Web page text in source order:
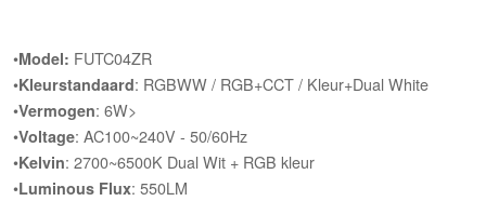
•Model: FUTC04ZR
•Kleurstandaard: RGBWW / RGB+CCT / Kleur+Dual White
•Vermogen: 6W>
•Voltage: AC100~240V - 50/60Hz
•Kelvin: 2700~6500K Dual Wit + RGB kleur
•Luminous Flux: 550LM